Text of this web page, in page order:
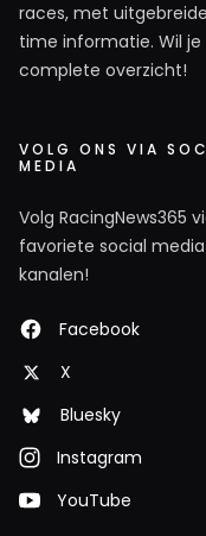
races, met
time informatie. Wil je
complete overzicht!
VOLG ONS VIA
MEDIA
Volg RacingNews365
favoriete social media
kanalen!
Facebook
X
Bluesky
Instagram
YouTube